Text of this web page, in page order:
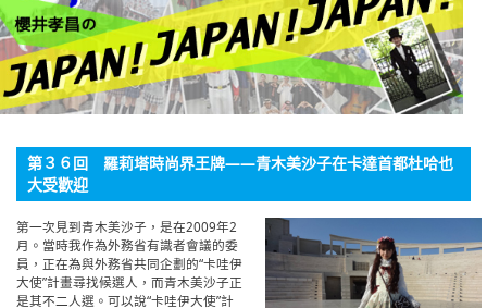
English
ภาษาไทย
tiéng Viêt
Bahasa Indonesia
第３６回 羅莉塔時尚界王牌——青木美沙子在卡達首都杜哈也
大受歡迎
第一次見到青木美沙子，是在2009年2
月。當時我作為外務省有識者會議的委
員，正在為與外務省共同企劃的“卡哇伊
大使”計畫尋找候選人，而青木美沙子正
是其不二人選。可以說“卡哇伊大使”計